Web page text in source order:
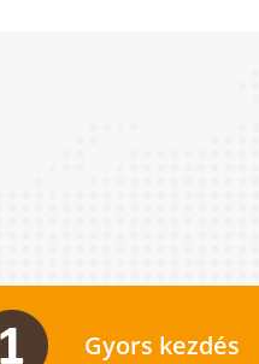
Gyors kezdés